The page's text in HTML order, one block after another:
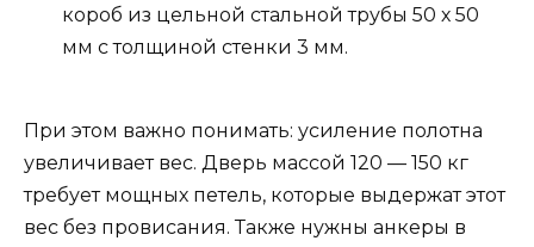
короб из цельной стальной трубы 50 х 50
мм с толщиной стенки 3 мм.
При этом важно понимать: усиление полотна
увеличивает вес. Дверь массой 120 — 150 кг
требует мощных петель, которые выдержат этот
вес без провисания. Также нужны анкеры в